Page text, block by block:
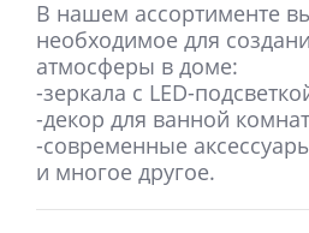
В нашем ассортименте
необходимое для
атмосферы в доме:
-зеркала с LED-
-декор для ванной
-современные
и многое другое.